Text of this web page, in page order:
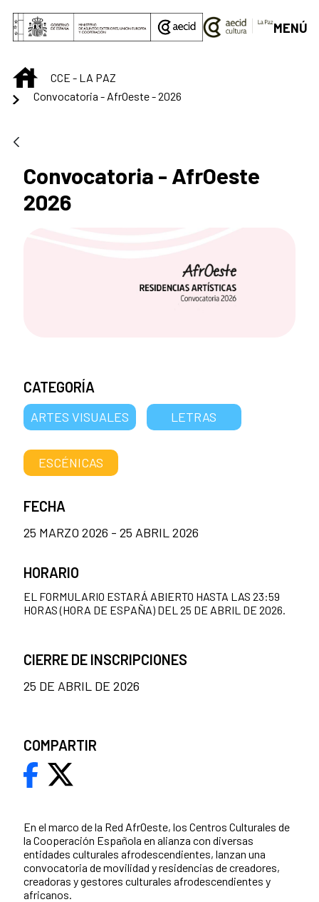
Saltar al contenido principal
MENÚ
INICIOCCE - LA PAZ
Convocatoria - AfrOeste - 2026
Convocatoria - AfrOeste
2026
En el marco de la Red AfrOeste, los Centros Culturales de
la Cooperación Española en alianza con diversas
entidades culturales afrodescendientes, lanzan una
convocatoria de movilidad y residencias de creadores,
creadoras y gestores culturales afrodescendientes y
africanos.
CATEGORÍA
ARTES VISUALES LETRAS
ESCÉNICAS
FECHA
25 MARZO 2026 - 25 ABRIL 2026
HORARIO
EL FORMULARIO ESTARÁ ABIERTO HASTA LAS 23:59
HORAS (HORA DE ESPAÑA) DEL 25 DE ABRIL DE 2026.
CIERRE DE INSCRIPCIONES
25 DE ABRIL DE 2026
COMPARTIR